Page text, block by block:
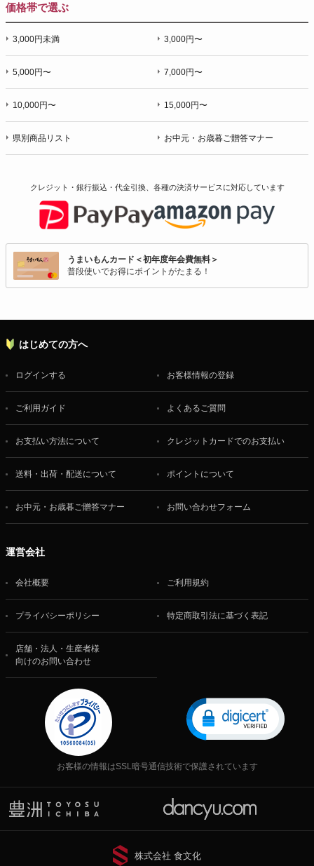
価格帯で選ぶ
3,000円未満 3,000円〜
5,000円〜 7,000円〜
10,000円〜 15,000円〜
県別商品リスト お中元・お歳暮ご贈答マナー
クレジット・銀行振込・代金引換、各種の決済サービスに対応しています
うまいもんカード＜初年度年会費無料＞
普段使いでお得にポイントがたまる！
はじめての方へ
ログインする お客様情報の登録
ご利用ガイド よくあるご質問
お支払い方法について クレジットカードでのお支払い
送料・出荷・配送について ポイントについて
お中元・お歳暮ご贈答マナー お問い合わせフォーム
運営会社
会社概要 ご利用規約
プライバシーポリシー 特定商取引法に基づく表記
店舗・法人・生産者様
向けのお問い合わせ
お客様の情報はSSL暗号通信技術で保護されています
株式会社 食文化